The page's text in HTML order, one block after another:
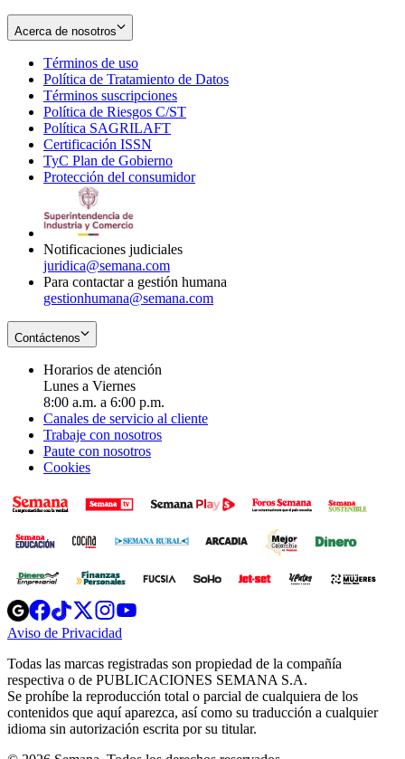
Acerca de nosotros
Términos de uso
in
new
window
Política de Tratamiento de Datos
Términos suscripciones
in
Política de Riesgos C/ST
Política SAGRILAFT
new
window
Certificación ISSN
in
new
TyC Plan de Gobierno
in
Protección del consumidorOpens
Notificaciones judiciales
juridica@semana.com
Para contactar a gestión humana
gestionhumana@semana.com
Contáctenos
Horarios de atención
Lunes a Viernes
8:00 a.m. a 6:00 p.m.
Canales de servicio al cliente
Trabaje con nosotros
Paute con nosotros
Cookies
Opens
in
new
Opens
in
new
Opens
in
new
window
Opens
new
windowwindow
Aviso de Privacidad
new
window
Todas las marcas registradas son propiedad de la compañía
respectiva o de PUBLICACIONES SEMANA S.A.
Se prohíbe la reproducción total o parcial de cualquiera de los
contenidos que aquí aparezca, así como su traducción a cualquier
idioma sin autorización escrita por su titular.